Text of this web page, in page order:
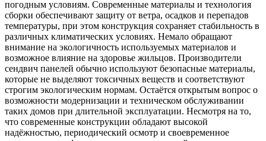
погодным условиям. Современные материалы и технология
сборки обеспечивают защиту от ветра, осадков и перепадов
температуры, при этом конструкция сохраняет стабильность в
различных климатических условиях. Немало обращают
внимание на экологичность используемых материалов и
возможное влияние на здоровье жильцов. Производители
сендвич панелей обычно используют безопасные материалы,
которые не выделяют токсичных веществ и соответствуют
строгим экологическим нормам. Остаётся открытым вопрос о
возможности модернизации и техническом обслуживании
таких домов при длительной эксплуатации. Несмотря на то,
что современные конструкции обладают высокой
надёжностью, периодический осмотр и своевременное